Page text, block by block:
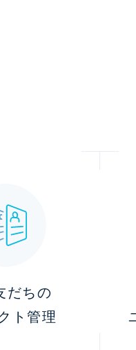
だちの
ト管理